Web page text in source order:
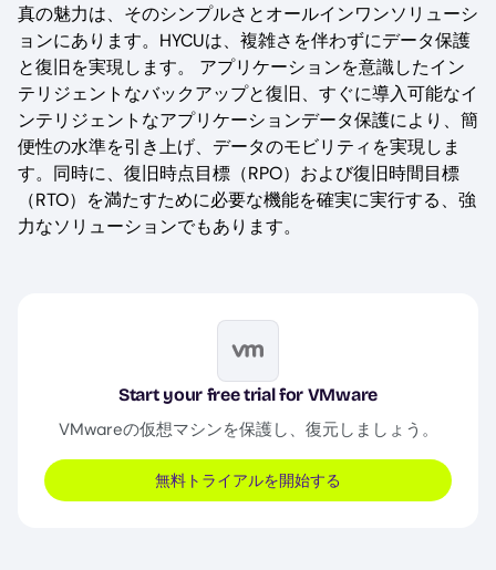
真の魅力は、そのシンプルさとオールインワンソリューシ
ョンにあります。HYCUは、複雑さを伴わずにデータ保護
と復旧を実現します。 アプリケーションを意識したイン
テリジェントなバックアップと復旧、すぐに導入可能なイ
ンテリジェントなアプリケーションデータ保護により、簡
便性の水準を引き上げ、データのモビリティを実現しま
す。同時に、復旧時点目標（RPO）および復旧時間目標
（RTO）を満たすために必要な機能を確実に実行する、強
力なソリューションでもあります。
Image
Start your free trial for VMware
VMwareの仮想マシンを保護し、復元しましょう。
無料トライアルを開始する